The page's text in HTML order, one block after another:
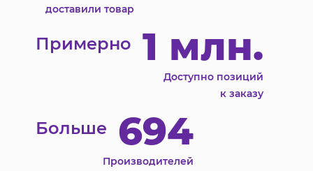
доставили товар
Примерно 1 млн.
Доступно позиций
к заказу
Больше 694
Производителей